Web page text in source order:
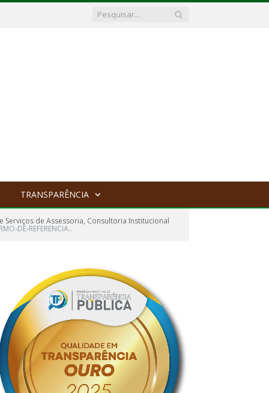
TRANSPARÊNCIA
Serviços de Assessoria, Consultoria Institucional
DE-REFERENCIA..